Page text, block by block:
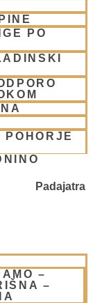
PO
POHORJE
–
–
Padajatra